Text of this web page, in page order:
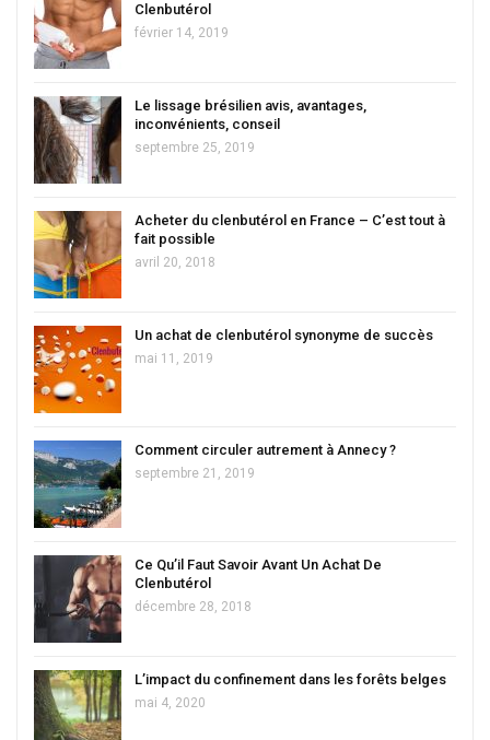
Clenbutérol
février 14, 2019
Le lissage brésilien avis, avantages,
inconvénients, conseil
septembre 25, 2019
Acheter du clenbutérol en France – C’est tout à
fait possible
avril 20, 2018
Un achat de clenbutérol synonyme de succès
mai 11, 2019
Comment circuler autrement à Annecy ?
septembre 21, 2019
Ce Qu’il Faut Savoir Avant Un Achat De
Clenbutérol
décembre 28, 2018
L’impact du confinement dans les forêts belges
mai 4, 2020